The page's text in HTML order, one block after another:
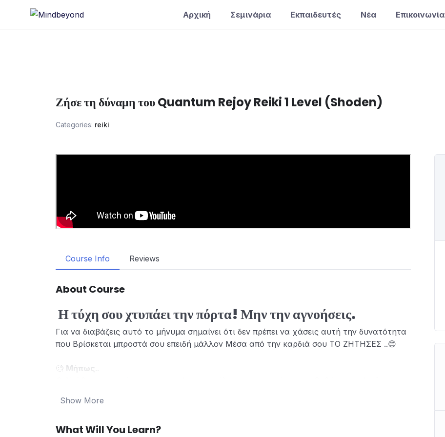
Αρχική Σεμινάρια Εκπαιδευτές Νέα Επικοινωνία
Ζήσε τη δύναμη του Quantum Rejoy Reiki 1 Level (Shoden)
Categories: reiki
Course Info Reviews
About Course
Η τύχη σου χτυπάει την πόρτα! Μην την αγνοήσεις.
Για να διαβάζεις αυτό το μήνυμα σημαίνει ότι δεν πρέπει να χάσεις αυτή την δυνατότητα
που Βρίσκεται μπροστά σου επειδή μάλλον Μέσα από την καρδιά σου ΤΟ ΖΗΤΗΣΕΣ ..😊
🧐 Μήπως
να επαναφορτίζεσαι, ό,τι κι αν συμβαίνει γύρω σου με απλό και πρακτικό τρόπο;
πραγματοποιήσεις τις επιθυμίες σου απλά Και γρήγορα;
Show More
What Will You Learn?